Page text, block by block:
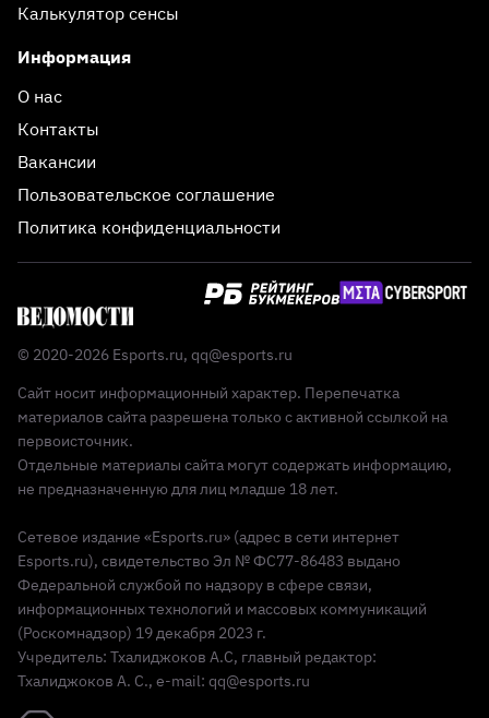
Калькулятор сенсы
Информация
О нас
Контакты
Вакансии
Пользовательское соглашение
Политика конфиденциальности
© 2020-2026 Esports.ru, qq@esports.ru
Сайт носит информационный характер. Перепечатка
материалов сайта разрешена только с активной ссылкой на
первоисточник.
Отдельные материалы сайта могут содержать информацию,
не предназначенную для лиц младше 18 лет.
Сетевое издание «Esports.ru» (адрес в сети интернет
Esports.ru), свидетельство Эл № ФС77-86483 выдано
Федеральной службой по надзору в сфере связи,
информационных технологий и массовых коммуникаций
(Роскомнадзор) 19 декабря 2023 г.
Учредитель: Тхалиджоков А.С, главный редактор:
Тхалиджоков А. С., e-mail: qq@esports.ru